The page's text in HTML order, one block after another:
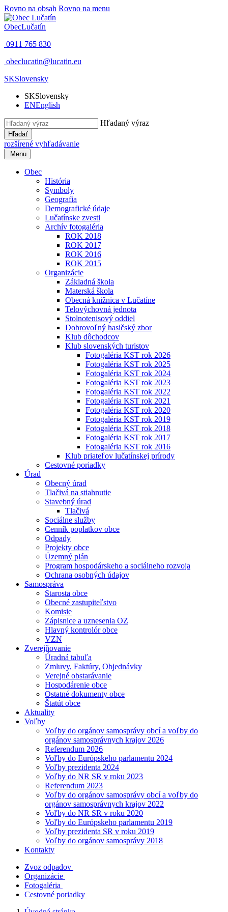
Rovno na obsah Rovno na menu
ObecLučatín
0911 765 830
obeclucatin@lucatin.eu
SKSlovensky
SKSlovensky
ENEnglish
Hľadaný výraz
Hľadať
rozšírené vyhľadávanie
Menu
Obec
História
Symboly
Geografia
Demografické údaje
Lučatínske zvesti
Archív fotogaléria
ROK 2018
ROK 2017
ROK 2016
ROK 2015
Organizácie
Základná škola
Materská škola
Obecná knižnica v Lučatíne
Telovýchovná jednota
Stolnotenisový oddiel
Dobrovoľný hasičský zbor
Klub dôchodcov
Klub slovenských turistov
Fotogaléria KST rok 2026
Fotogaléria KST rok 2025
Fotogaléria KST rok 2024
Fotogaléria KST rok 2023
Fotogaléria KST rok 2022
Fotogaléria KST rok 2021
Fotogaléria KST rok 2020
Fotogaléria KST rok 2019
Fotogaléria KST rok 2018
Fotogaléria KST rok 2017
Fotogaléria KST rok 2016
Klub priateľov lučatínskej prírody
Cestovné poriadky
Úrad
Obecný úrad
Tlačivá na stiahnutie
Stavebný úrad
Tlačivá
Sociálne služby
Cenník poplatkov obce
Odpady
Projekty obce
Územný plán
Program hospodárskeho a sociálneho rozvoja
Ochrana osobných údajov
Samospráva
Starosta obce
Obecné zastupiteľstvo
Komisie
Zápisnice a uznesenia OZ
Hlavný kontrolór obce
VZN
Zverejňovanie
Úradná tabuľa
Zmluvy, Faktúry, Objednávky
Verejné obstarávanie
Hospodárenie obce
Ostatné dokumenty obce
Štatút obce
Aktuality
Voľby
Voľby do orgánov samosprávy obcí a voľby do
orgánov samosprávnych krajov 2026
Referendum 2026
Voľby do Európskeho parlamentu 2024
Voľby prezidenta 2024
Voľby do NR SR v roku 2023
Referendum 2023
Voľby do orgánov samosprávy obcí a voľby do
orgánov samosprávnych krajov 2022
Voľby do NR SR v roku 2020
Voľby do Európskeho parlamentu 2019
Voľby prezidenta SR v roku 2019
Voľby do orgánov samosprávy 2018
Kontakty
Zvoz odpadov
Organizácie
Fotogaléria
Cestovné poriadky